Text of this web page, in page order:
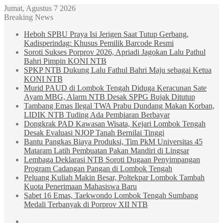
Jumat, Agustus 7 2026
Breaking News
Heboh SPBU Praya Isi Jerigen Saat Tutup Gerbang,
Kadisperindag: Khusus Pemilik Barcode Resmi
Soroti Sukses Porprov 2026, Apriadi Jagokan Lalu Pathul
Bahri Pimpin KONI NTB
SPKP NTB Dukung Lalu Fathul Bahri Maju sebagai Ketua
KONI NTB
Murid PAUD di Lombok Tengah Diduga Keracunan Sate
Ayam MBG, Alarm NTB Desak SPPG Bujak Ditutup
Tambang Emas Ilegal TWA Prabu Dundang Makan Korban,
LIDIK NTB Tuding Ada Pembiaran Berbayar
Dongkrak PAD Kawasan Wisata, Kejari Lombok Tengah
Desak Evaluasi NJOP Tanah Bernilai Tinggi
Bantu Pangkas Biaya Produksi, Tim PkM Universitas 45
Mataram Latih Pembuatan Pakan Mandiri di Lingsar
Lembaga Deklarasi NTB Soroti Dugaan Penyimpangan
Program Cadangan Pangan di Lombok Tengah
Peluang Kuliah Makin Besar, Poltekpar Lombok Tambah
Kuota Penerimaan Mahasiswa Baru
Sabet 16 Emas, Taekwondo Lombok Tengah Sumbang
Medali Terbanyak di Porprov XII NTB